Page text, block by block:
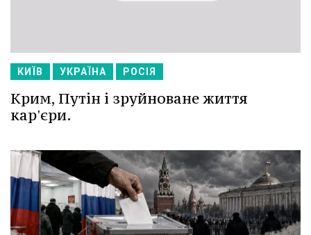
КИЇВ УКРАЇНА РОСІЯ
Крим, Путін і зруйноване життя
кар'єри.